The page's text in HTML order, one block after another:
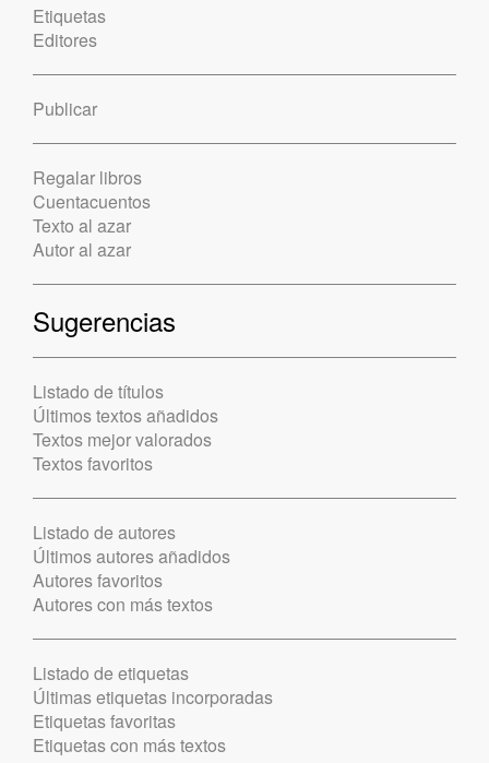
Etiquetas
Editores
Publicar
Regalar libros
Cuentacuentos
Texto al azar
Autor al azar
Sugerencias
Listado de títulos
Últimos textos añadidos
Textos mejor valorados
Textos favoritos
Listado de autores
Últimos autores añadidos
Autores favoritos
Autores con más textos
Listado de etiquetas
Últimas etiquetas incorporadas
Etiquetas favoritas
Etiquetas con más textos